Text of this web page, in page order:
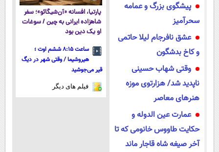
پیشگوی بزرگ و عمامه
سحرآمیز
عشق نافرجام لیلا حاتمی
و کاخ بدشگون
وقتی شهاب حسینی
ناپدید شد/ هزارتوی موزه
هنرهای معاصر
عمارت عین الدوله و
حکایت طاووس خانومی که تا
آخر صیغه شاه قاجار ماند
پارتیا، افسانه «آن‌شیگائو»؛ سفر
شاهزاده ایرانی به چین / سوغات
او یک دین بود
ساعت ۸:۱۵ ششم اوت ؛
هیروشیما / وقتی شهر در دیگ
قیر می‌جوشید
فیلم های دیگر